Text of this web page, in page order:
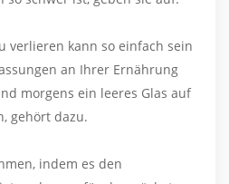
verlieren kann so einfach sein
an Ihrer Ernährung
morgens ein leeres Glas auf
gehört dazu.
indem es den